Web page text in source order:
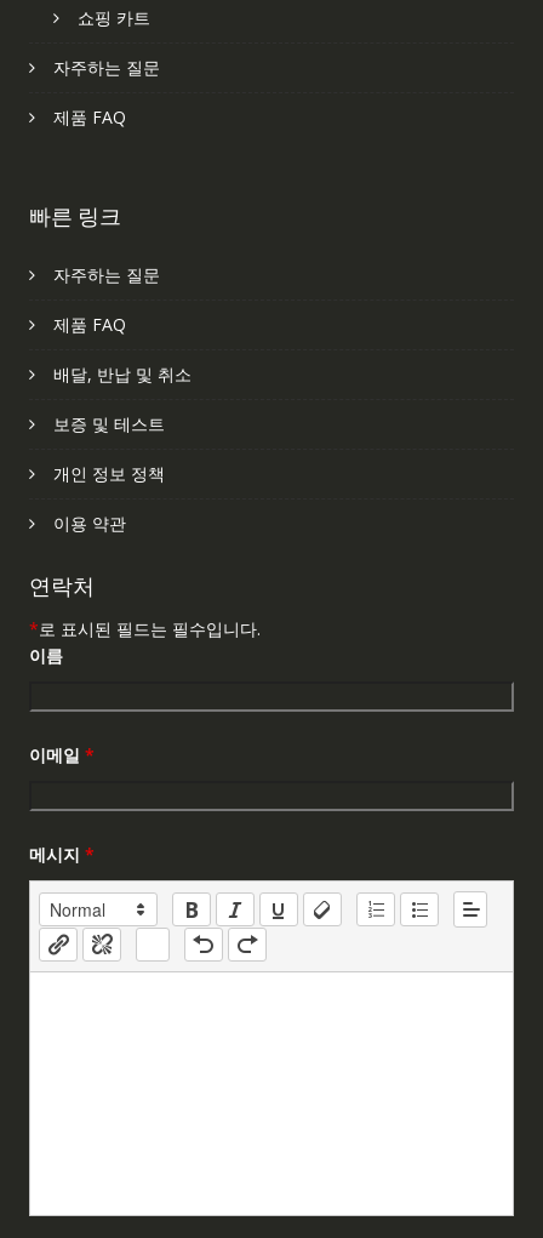
쇼핑 카트
자주하는 질문
제품 FAQ
빠른 링크
자주하는 질문
제품 FAQ
배달, 반납 및 취소
보증 및 테스트
개인 정보 정책
이용 약관
연락처
*로 표시된 필드는 필수입니다.
이름
이메일 *
메시지 *